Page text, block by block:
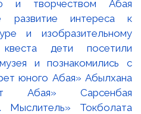
и творчеством Абая
развитие интереса к
и изобразительному
дети посетили
и познакомились с
юного Абая» Абылхана
Абая» Сарсенбая
Мыслитель» Токболата